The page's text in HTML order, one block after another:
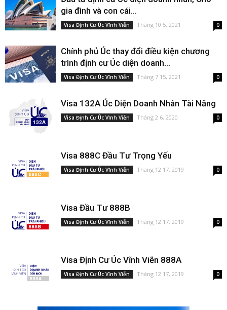
gia đình và con cái...
Visa Định Cư Úc Vĩnh Viễn Tháng 10 5, 2021 0
Chính phủ Úc thay đổi điều kiện chương
trình định cư Úc diện doanh...
Visa Định Cư Úc Vĩnh Viễn Tháng 7 15, 2021 0
Visa 132A Úc Diện Doanh Nhân Tài Năng
Visa Định Cư Úc Vĩnh Viễn Tháng 2 6, 2020 0
Visa 888C Đầu Tư Trọng Yếu
Visa Định Cư Úc Vĩnh Viễn Tháng 12 17, 2019 0
Visa Đầu Tư 888B
Visa Định Cư Úc Vĩnh Viễn Tháng 12 17, 2019 0
Visa Định Cư Úc Vĩnh Viễn 888A
Visa Định Cư Úc Vĩnh Viễn Tháng 12 17, 2019 0